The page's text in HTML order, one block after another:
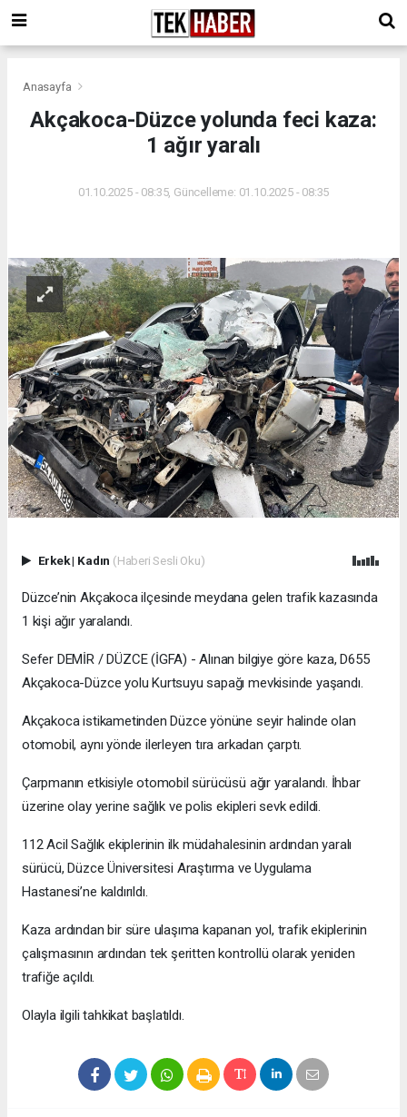
Anasayfa
Akçakoca-Düzce yolunda feci kaza:
1 ağır yaralı
01.10.2025 - 08:35, Güncelleme: 01.10.2025 - 08:35
Erkek| Kadın (Haberi Sesli Oku)
Düzce’nin Akçakoca ilçesinde meydana gelen trafik kazasında
1 kişi ağır yaralandı.
Sefer DEMİR / DÜZCE (İGFA) - Alınan bilgiye göre kaza, D655
Akçakoca-Düzce yolu Kurtsuyu sapağı mevkisinde yaşandı.
Akçakoca istikametinden Düzce yönüne seyir halinde olan
otomobil, aynı yönde ilerleyen tıra arkadan çarptı.
Çarpmanın etkisiyle otomobil sürücüsü ağır yaralandı. İhbar
üzerine olay yerine sağlık ve polis ekipleri sevk edildi.
112 Acil Sağlık ekiplerinin ilk müdahalesinin ardından yaralı
sürücü, Düzce Üniversitesi Araştırma ve Uygulama
Hastanesi’ne kaldırıldı.
Kaza ardından bir süre ulaşıma kapanan yol, trafik ekiplerinin
çalışmasının ardından tek şeritten kontrollü olarak yeniden
trafiğe açıldı.
Olayla ilgili tahkikat başlatıldı.